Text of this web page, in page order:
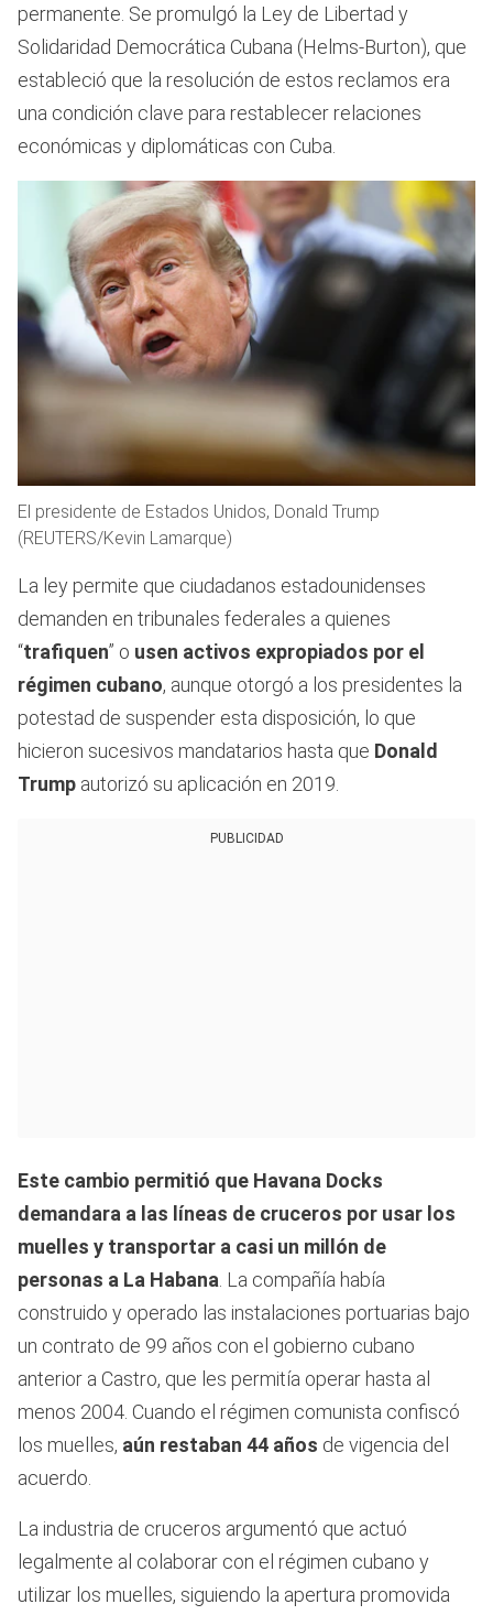
permanente. Se promulgó la Ley de Libertad y
Solidaridad Democrática Cubana (Helms-Burton), que
estableció que la resolución de estos reclamos era
una condición clave para restablecer relaciones
económicas y diplomáticas con Cuba.
El presidente de Estados Unidos, Donald Trump
(REUTERS/Kevin Lamarque)
La ley permite que ciudadanos estadounidenses
demanden en tribunales federales a quienes
“trafiquen” o usen activos expropiados por el
régimen cubano, aunque otorgó a los presidentes la
potestad de suspender esta disposición, lo que
hicieron sucesivos mandatarios hasta que Donald
Trump autorizó su aplicación en 2019.
PUBLICIDAD
Este cambio permitió que Havana Docks
demandara a las líneas de cruceros por usar los
muelles y transportar a casi un millón de
personas a La Habana . La compañía había
construido y operado las instalaciones portuarias bajo
un contrato de 99 años con el gobierno cubano
anterior a Castro, que les permitía operar hasta al
menos 2004. Cuando el régimen comunista confiscó
los muelles, aún restaban 44 años de vigencia del
acuerdo.
La industria de cruceros argumentó que actuó
legalmente al colaborar con el régimen cubano y
utilizar los muelles, siguiendo la apertura promovida